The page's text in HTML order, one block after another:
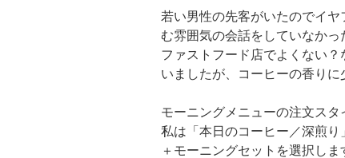
若い男性の先客がいたのでイ
む雰囲気の会話をしていなか
ファストフード店でよくない
いましたが、コーヒーの香りに
モーニングメニューの注文スタ
私は「本日のコーヒー／深煎り
＋モーニングセットを選択しま